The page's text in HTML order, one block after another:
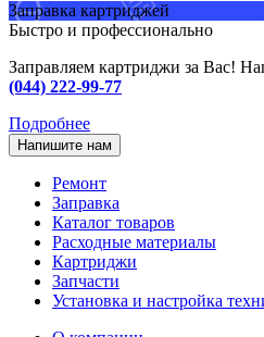
Заправка картриджей
Быстро и профессионально
Заправляем картриджи за Вас!
(044) 222-99-77
Подробнее
Напишите нам
Ремонт
Заправка
Каталог товаров
Расходные материалы
Картриджи
Запчасти
Установка и настройка